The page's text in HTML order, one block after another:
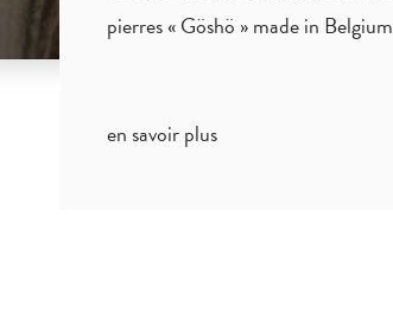
pierres « Göshö » made in Belgium.
en savoir plus